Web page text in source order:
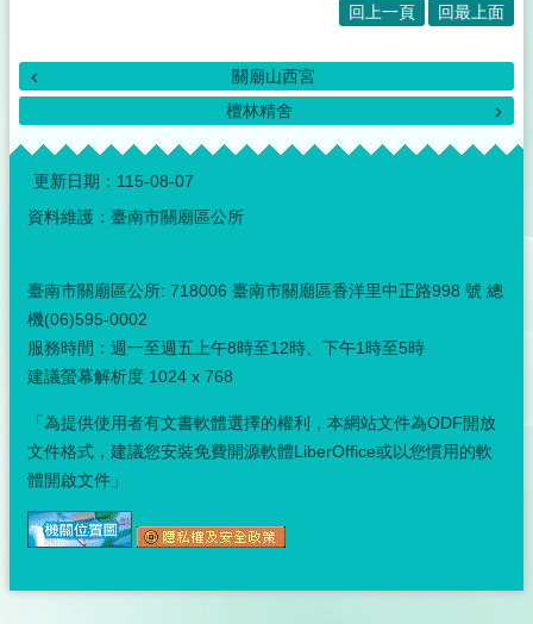
回上一頁 回最上面
關廟山西宮
檀林精舍
:::
更新日期： 115-08-07
資料維護：臺南市關廟區公所
臺南市關廟區公所: 718006 臺南市關廟區香洋里中正路998 號 總
機(06)595-0002
服務時間：週一至週五上午8時至12時、下午1時至5時
建議螢幕解析度 1024 x 768
「為提供使用者有文書軟體選擇的權利，本網站文件為ODF開放
文件格式，建議您安裝免費開源軟體LiberOffice或以您慣用的軟
體開啟文件」